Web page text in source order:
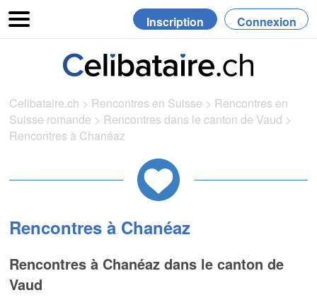
Inscription Connexion
Celibataire.ch > Rencontres en Suisse > Rencontres en
Suisse romande > Rencontres dans le canton de Vaud >
Rencontres à Chanéaz
Rencontres à Chanéaz
Rencontres à Chanéaz dans le canton de
Vaud